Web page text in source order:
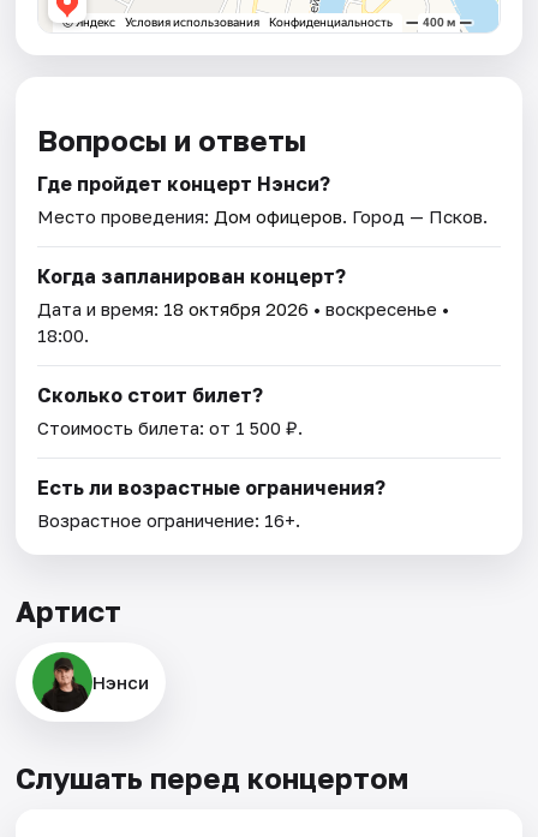
Вопросы и ответы
Где пройдет концерт Нэнси?
Место проведения: Дом офицеров. Город — Псков.
Когда запланирован концерт?
Дата и время: 18 октября 2026 • воскресенье •
18:00.
Сколько стоит билет?
Стоимость билета: от 1 500 ₽.
Есть ли возрастные ограничения?
Возрастное ограничение: 16+.
Артист
Нэнси
Слушать перед концертом